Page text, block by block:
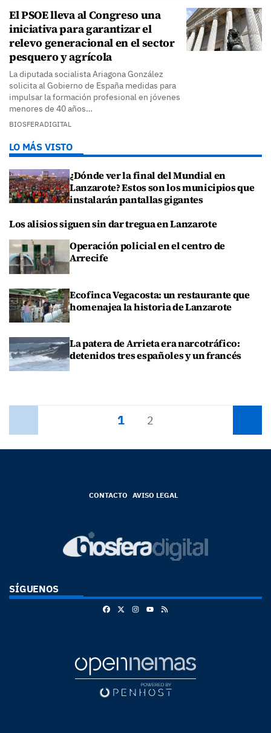
El PSOE lleva al Congreso una
iniciativa para garantizar el
relevo generacional en el sector
pesquero y agrícola
La diputada socialista Ariagona González
solicita al Gobierno de España medidas para
impulsar la formación profesional en jóvenes
menores de 40 años…
BIOSFERADIGITAL
LO MÁS VISTO
¿Dónde ver la final del Mundial en
Lanzarote? Estos son los municipios que
instalarán pantallas gigantes
Los alisios siguen sin dar tregua en Lanzarote
Operación policial en el centro de
Arrecife
Ecofinca Vegacosta: un restaurante que
homenajea la historia de Lanzarote
La patera de Arrieta era narcotráfico:
detenidos tres españoles y un francés
1 2
CONTACTO AVISO LEGAL
SÍGUENOS
FacebookInstagram